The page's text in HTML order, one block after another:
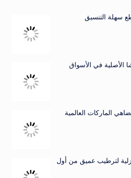
سهلة التنسيق
الأصلية في الأسواق
الماركات العالمية
لترطيب عميق من أول